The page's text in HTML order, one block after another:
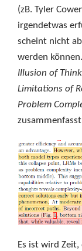
(zB. Tyler
irgendetwas
scheint nicht
werden
Illusion of
Limitations of
Problem
Es ist wird